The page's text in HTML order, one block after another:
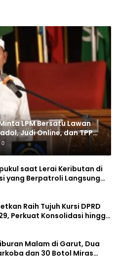
8 34
5 20
LPM Bersatu Lawan
Judi Online, dan TPPO
0
saat Lerai Keributan di
yang Berpatroli Langsung
Pelaku
Raih Tujuh Kursi DPRD
Perkuat Konsolidasi hingga
Malam di Garut, Dua
dan 30 Botol Miras